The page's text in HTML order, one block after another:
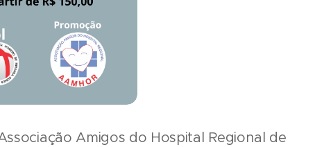
Amigos do Hospital Regional de